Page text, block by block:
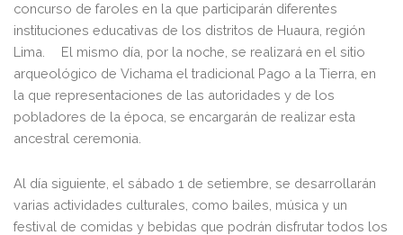
concurso de faroles en la que participarán diferentes
instituciones educativas de los distritos de Huaura, región
Lima. El mismo día, por la noche, se realizará en el sitio
arqueológico de Vichama el tradicional Pago a la Tierra, en
la que representaciones de las autoridades y de los
pobladores de la época, se encargarán de realizar esta
ancestral ceremonia.
Al día siguiente, el sábado 1 de setiembre, se desarrollarán
varias actividades culturales, como bailes, música y un
festival de comidas y bebidas que podrán disfrutar todos los